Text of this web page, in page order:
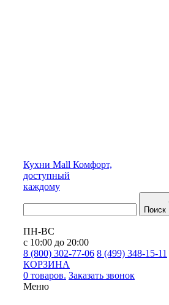
Кухни Mall Комфорт,
доступный
каждому
Поиск
ПН-ВС
с 10:00 до 20:00
8 (800) 302-77-06 8 (499) 348-15-11
КОРЗИНА
0 товаров. Заказать звонок
Меню